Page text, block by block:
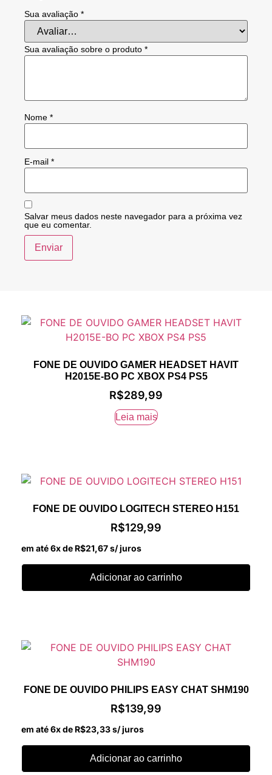
Sua avaliação *
Sua avaliação sobre o produto *
Nome *
E-mail *
Salvar meus dados neste navegador para a próxima vez
que eu comentar.
FONE DE OUVIDO GAMER HEADSET HAVIT
H2015E-BO PC XBOX PS4 PS5
R$289,99
Leia mais
FONE DE OUVIDO LOGITECH STEREO H151
R$129,99
em até 6x de R$21,67s/ juros
Adicionar ao carrinho
FONE DE OUVIDO PHILIPS EASY CHAT SHM190
R$139,99
em até 6x de R$23,33s/ juros
Adicionar ao carrinho